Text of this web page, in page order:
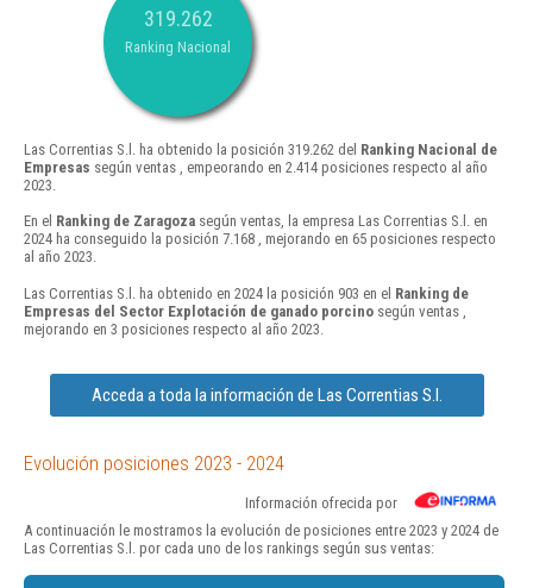
319.262
Ranking Nacional
Las Correntias S.l. ha obtenido la posición 319.262 del Ranking Nacional de
Empresas según ventas , empeorando en 2.414 posiciones respecto al año
2023.
En el Ranking de Zaragoza según ventas, la empresa Las Correntias S.l. en
2024 ha conseguido la posición 7.168 , mejorando en 65 posiciones respecto
al año 2023.
Las Correntias S.l. ha obtenido en 2024 la posición 903 en el Ranking de
Empresas del Sector Explotación de ganado porcino según ventas ,
mejorando en 3 posiciones respecto al año 2023.
Acceda a toda la información de Las Correntias S.l.
Evolución posiciones 2023 - 2024
Información ofrecida por
A continuación le mostramos la evolución de posiciones entre 2023 y 2024 de
Las Correntias S.l. por cada uno de los rankings según sus ventas: